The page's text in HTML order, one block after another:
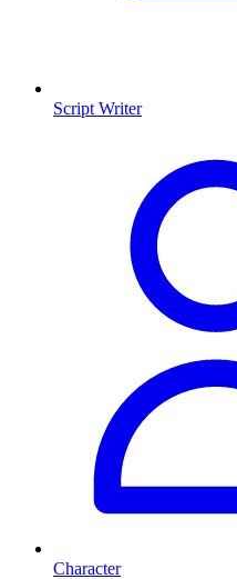
Script Writer
Character